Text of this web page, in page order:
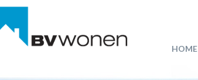
HOME